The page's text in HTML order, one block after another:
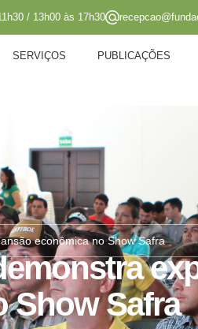
/ 13h00 às 17h30
SERVIÇOS PUBLICAÇÕES
econômica no Show Safra
Show Safra